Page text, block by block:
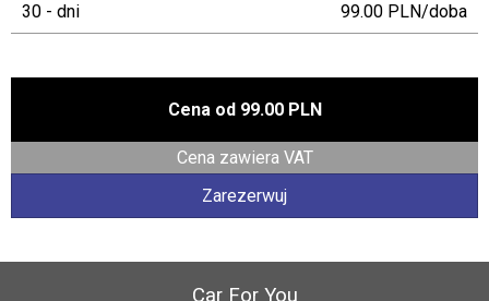
30 - dni 99.00 PLN/doba
Cena od 99.00 PLN
Cena zawiera VAT
Zarezerwuj
Car For You